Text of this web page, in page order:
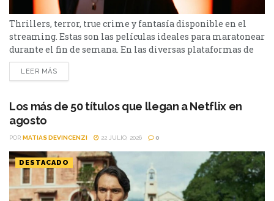
Thrillers, terror, true crime y fantasía disponible en el
streaming. Estas son las películas ideales para maratonear
durante el fin de semana. En las diversas plataformas de
streaming aparecen propuestas para todos los gustos: desde
un thriller español cargado de tensión y conspiraciones,
película de terror psicológico y el esperado regreso de...
LEER MÁS
Los más de 50 títulos que llegan a Netflix en
agosto
POR MATIAS DEVINCENZI 22 JULIO, 2026 0
DESTACADO